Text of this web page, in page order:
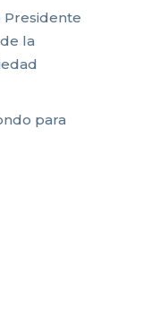
Presidente
la
para